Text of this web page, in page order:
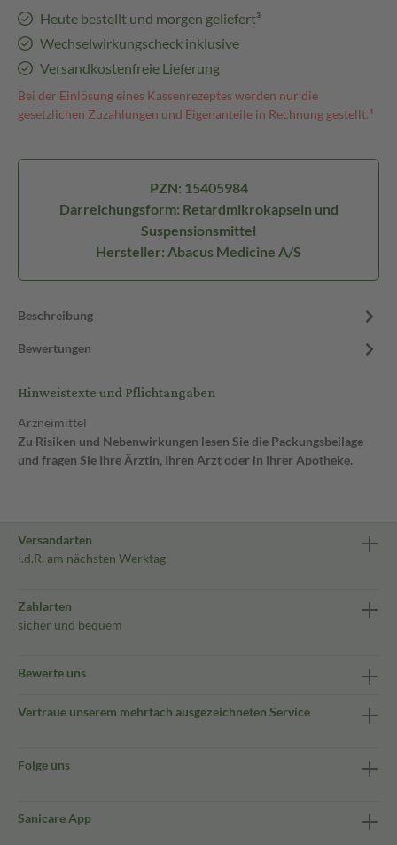
Heute bestellt und morgen geliefert³
Wechselwirkungscheck inklusive
Versandkostenfreie Lieferung
Bei der Einlösung eines Kassenrezeptes werden nur die
gesetzlichen Zuzahlungen und Eigenanteile in Rechnung gestellt.⁴
PZN: 15405984
Darreichungsform: Retardmikrokapseln und
Suspensionsmittel
Hersteller: Abacus Medicine A/S
Beschreibung
Bewertungen
Hinweistexte und Pflichtangaben
Arzneimittel
Zu Risiken und Nebenwirkungen lesen Sie die Packungsbeilage
und fragen Sie Ihre Ärztin, Ihren Arzt oder in Ihrer Apotheke.
Versandarten
i.d.R. am nächsten Werktag
Zahlarten
sicher und bequem
Bewerte uns
Vertraue unserem mehrfach ausgezeichneten Service
Folge uns
Sanicare App